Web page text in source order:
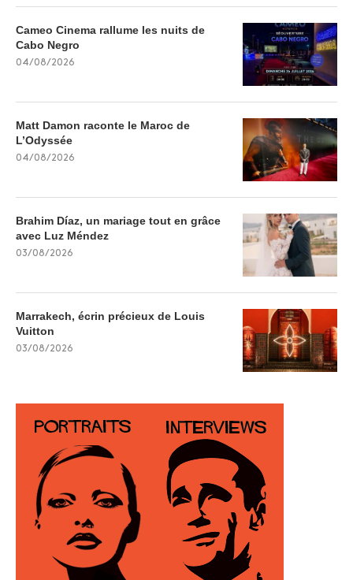
Cameo Cinema rallume les nuits de
Cabo Negro
04/08/2026
Matt Damon raconte le Maroc de
L’Odyssée
04/08/2026
Brahim Díaz, un mariage tout en grâce
avec Luz Méndez
03/08/2026
Marrakech, écrin précieux de Louis
Vuitton
03/08/2026